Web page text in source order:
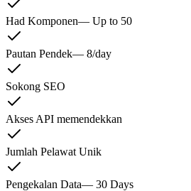
Had Komponen— Up to 50
Pautan Pendek— 8/day
Sokong SEO
Akses API memendekkan
Jumlah Pelawat Unik
Pengekalan Data— 30 Days